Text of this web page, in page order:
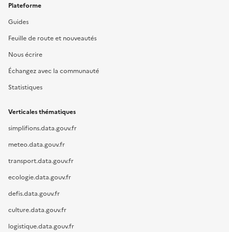
Plateforme
Guides
Feuille de route et nouveautés
Nous écrire
Échangez avec la communauté
Statistiques
Verticales thématiques
simplifions.data.gouv.fr
meteo.data.gouv.fr
transport.data.gouv.fr
ecologie.data.gouv.fr
defis.data.gouv.fr
culture.data.gouv.fr
logistique.data.gouv.fr